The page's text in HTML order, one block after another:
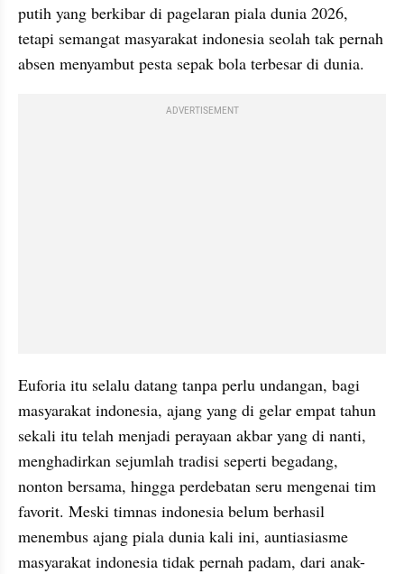
putih yang berkibar di pagelaran piala dunia 2026,
tetapi semangat masyarakat indonesia seolah tak pernah
absen menyambut pesta sepak bola terbesar di dunia.
ADVERTISEMENT
Euforia itu selalu datang tanpa perlu undangan, bagi
masyarakat indonesia, ajang yang di gelar empat tahun
sekali itu telah menjadi perayaan akbar yang di nanti,
menghadirkan sejumlah tradisi seperti begadang,
nonton bersama, hingga perdebatan seru mengenai tim
favorit. Meski timnas indonesia belum berhasil
menembus ajang piala dunia kali ini, auntiasiasme
masyarakat indonesia tidak pernah padam, dari anak-